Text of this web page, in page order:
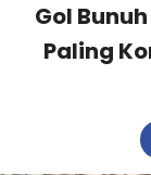
Gol
Paling